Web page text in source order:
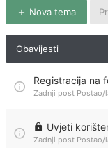
Nova tema
Obavijesti
Registracija na
Zadnji post Postao/
Uvjeti
Zadnji post Postao/